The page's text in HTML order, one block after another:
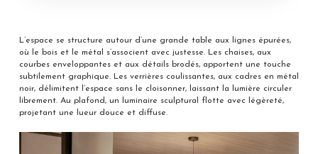
L’espace se structure autour d’une grande table aux lignes épurées,
où le bois et le métal s’associent avec justesse. Les chaises, aux
courbes enveloppantes et aux détails brodés, apportent une touche
subtilement graphique. Les verrières coulissantes, aux cadres en métal
noir, délimitent l’espace sans le cloisonner, laissant la lumière circuler
librement. Au plafond, un luminaire sculptural flotte avec légèreté,
projetant une lueur douce et diffuse.